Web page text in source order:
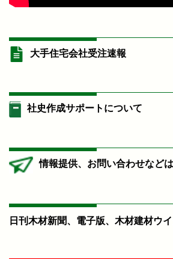
大手住宅会社受注速報
社史作成サポートについて
情報提供、お問い合わせなど
日刊木材新聞、電子版、木材建材ウ